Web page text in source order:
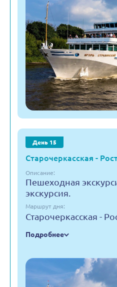
День 15
Старочеркасская -
Описание:
Пешеходная
экскурсия.
Маршрут дня:
Старочеркасская -
Подробнее